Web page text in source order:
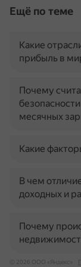
Ещё по теме
Какие
прибыль в
Почему
месячных
Какие
В чем
доходных и
Почему
© 2026 ООО «Яндекс»